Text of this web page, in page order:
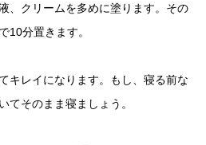
、クリームを多めに塗ります。その
10分置きます。
キレイになります。もし、寝る前な
てそのまま寝ましょう。